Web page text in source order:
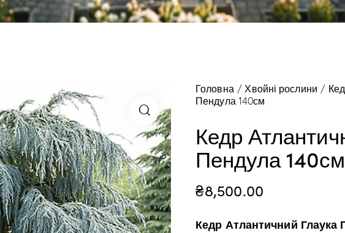
Головна Хвойні рослини
Пендула 140см
Кедр
Пендула 140см
₴8,500.00
Кедр Атлантичний Глаука